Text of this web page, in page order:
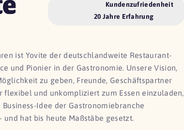
Kundenzufriedenheit
20 Jahre Erfahrung
ist Yovite der deutschlandweite Restaurant-
und Pionier in der Gastronomie. Unsere Vision,
zu geben, Freunde, Geschäftspartner
flexibel und unkompliziert zum Essen einzuladen,
Idee der Gastronomiebranche
und hat bis heute Maßstäbe gesetzt.